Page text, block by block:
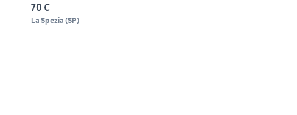
70 €
La Spezia (SP)